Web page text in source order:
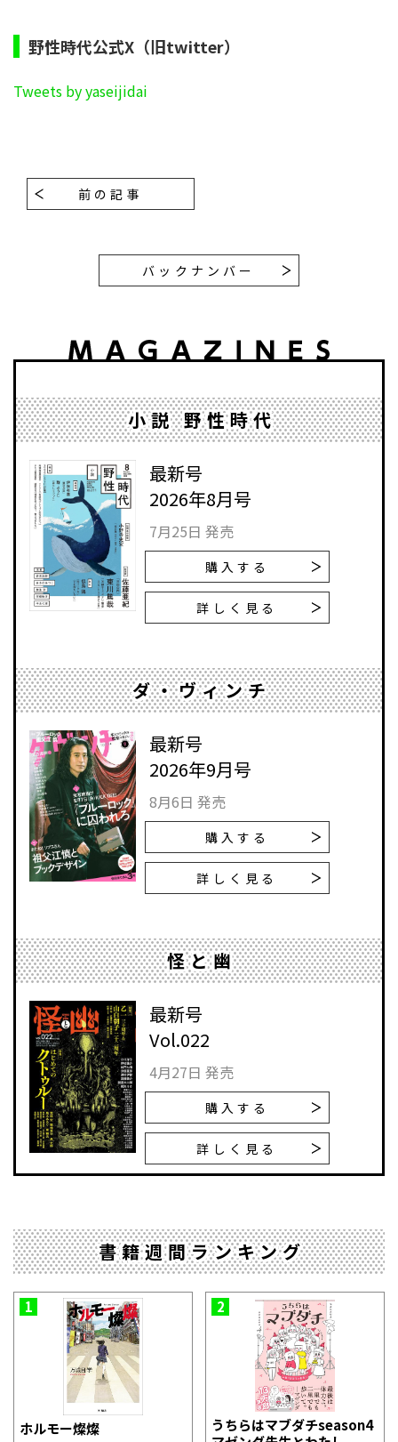
野性時代公式X（旧twitter）
Tweets by yaseijidai
前の記事
バックナンバー
小説 野性時代
最新号
2026年8月号
7月25日 発売
購入する
詳しく見る
ダ・ヴィンチ
最新号
2026年9月号
8月6日 発売
購入する
詳しく見る
怪と幽
最新号
Vol.022
4月27日 発売
購入する
詳しく見る
書籍週間ランキング
1
ホルモー燦燦
2
うちらはマブダチseason4